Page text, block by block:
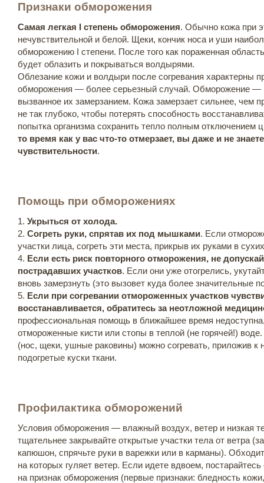
Признаки обморожения
Самая легкая I степень обморожения. Обычно кожа при
нечувствительной и белой. Щеки, кончик носа и уши
обморожению I степени. После того как пораженная
будет облазить и покрываться волдырями.
Облезание кожи и волдыри после согревания характерны
обморожения — более серьезный случай. Обморожение —
вызванное их замерзанием. Кожа замерзает сильнее, чем
не так глубоко, чтобы потерять способность
попытка организма сохранить тепло полным отключением
то время как у вас что-то отмерзает, вы даже и не
чувствительности.
Помощь при обморожениях
1. Укрыться от холода.
2. Согреть руки, спрятав их под мышками. Если
участки лица, согреть эти места, прикрыв их руками в
4. Если есть риск повторного отморожения, не
пострадавших участков. Если они уже отогрелись,
вновь замерзнуть (это вызовет куда более значительные
5. Если при согревании отмороженных участков
восстанавливается, обратитесь за неотложной
профессиональная помощь в ближайшее время
отмороженные кисти или стопы в теплой (не горячей!)
(нос, щеки, ушные раковины) можно согревать, приложив к
подогретые куски ткани.
Профилактика обморожений
Условия обморожения — влажный воздух, ветер и низкая
тщательнее закрывайте открытые участки тела от ветра
капюшон, спрячьте руки в варежки или в карманы).
на которых гуляет ветер. Если идете вдвоем, постарайтесь
на признак обморожения (первые признаки: бледность